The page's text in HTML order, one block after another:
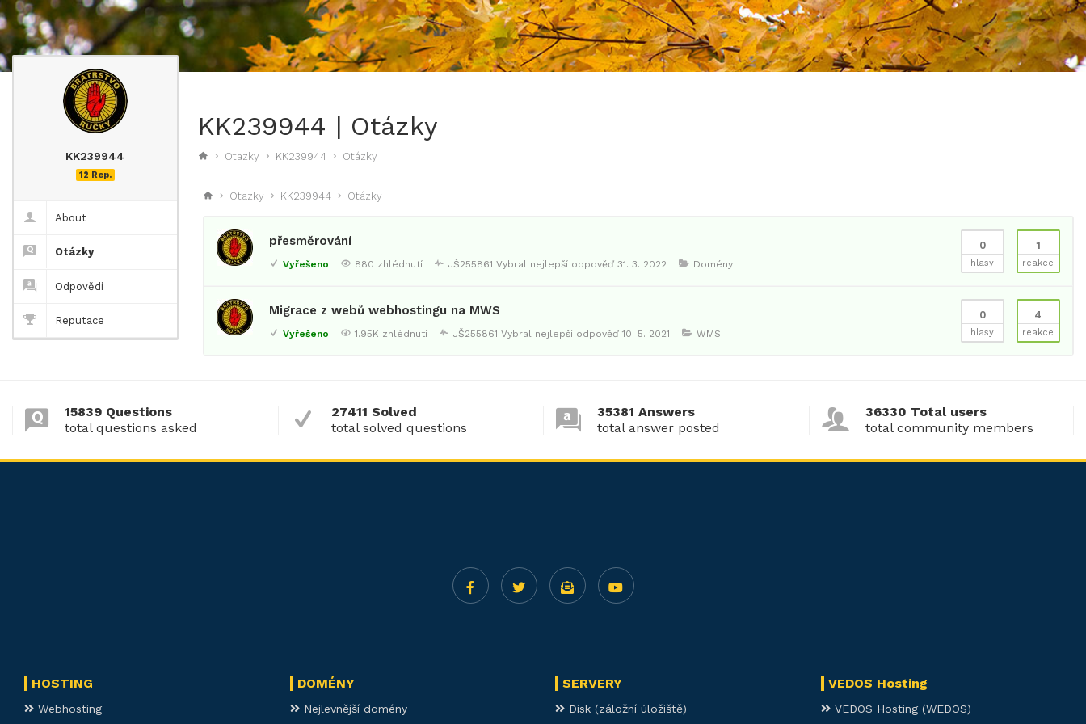
KK239944 | Otázky
Otazky KK239944 Otázky
KK239944
12 Rep.
About
Otázky
Odpovědi
Reputace
Otazky KK239944 Otázky
0
hlasy
1
reakce
přesměrování
Vyřešeno 880 zhlédnutí JŠ255861 Vybral nejlepší odpověď 31. 3. 2022 Domény
0
hlasy
4
reakce
Migrace z webů webhostingu na MWS
Vyřešeno 1.95K zhlédnutí JŠ255861 Vybral nejlepší odpověď 10. 5. 2021 WMS
15839 Questions
total questions asked
27411 Solved
total solved questions
35381 Answers
total answer posted
36330 Total users
total community members
HOSTING
Webhosting
DOMÉNY
Nejlevnější domény
SERVERY
Disk (záložní úložiště)
VEDOS Hosting
VEDOS Hosting (WEDOS)